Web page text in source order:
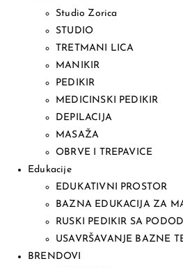
Studio Zorica
STUDIO
TRETMANI LICA
MANIKIR
PEDIKIR
MEDICINSKI PEDIKIR
DEPILACIJA
MASAŽA
OBRVE I TREPAVICE
Edukacije
EDUKATIVNI PROSTOR
BAZNA EDUKACIJA ZA
RUSKI PEDIKIR SA
USAVRŠAVANJE BAZNE
BRENDOVI